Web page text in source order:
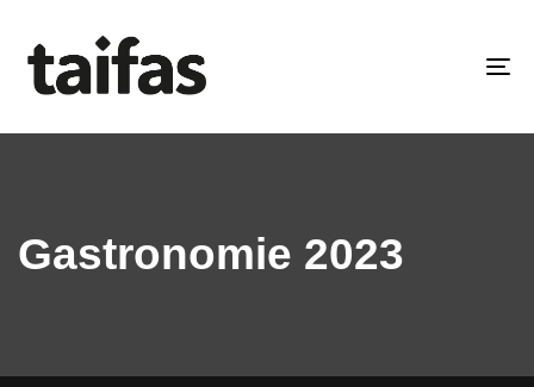
Gastronomie 2023